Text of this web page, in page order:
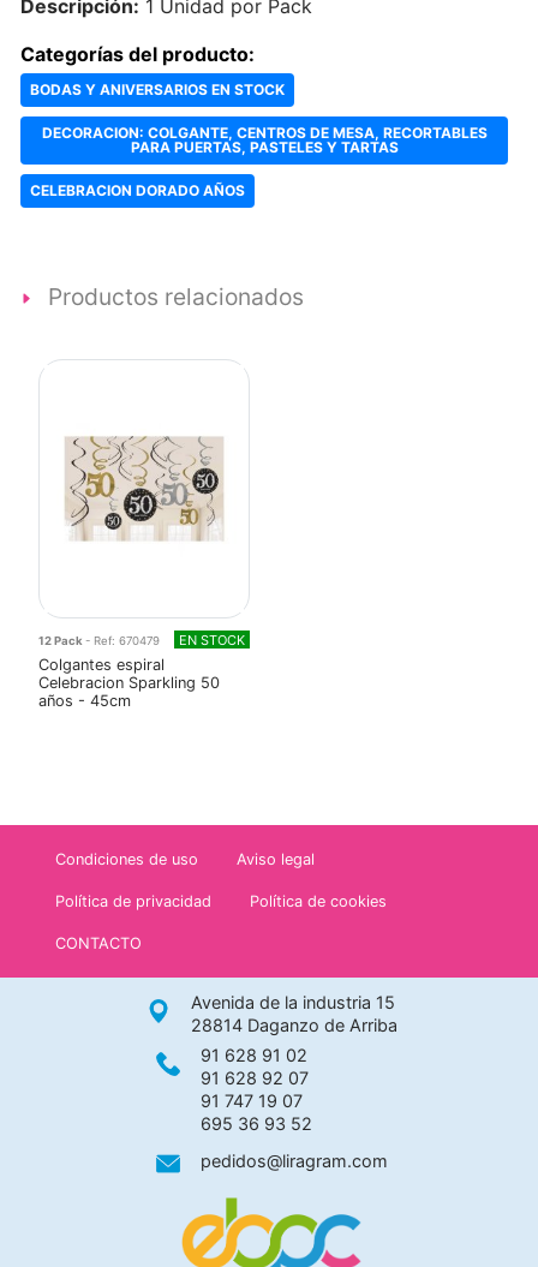
Descripción: 1 Unidad por Pack
Categorías del producto:
BODAS Y ANIVERSARIOS EN STOCK
DECORACION: COLGANTE, CENTROS DE MESA, RECORTABLES
PARA PUERTAS, PASTELES Y TARTAS
CELEBRACION DORADO AÑOS
Productos relacionados
12 Pack - Ref: 670479 EN STOCK
Colgantes espiral
Celebracion Sparkling 50
años - 45cm
Condiciones de uso Aviso legal
Política de privacidad Política de cookies
CONTACTO
Avenida de la industria 15
28814 Daganzo de Arriba
91 628 91 02
91 628 92 07
91 747 19 07
695 36 93 52
pedidos@liragram.com